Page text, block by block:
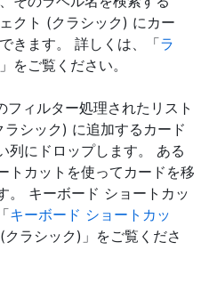
クト (クラシック) にカー
きます。 詳しくは、「ラ
」をご覧ください。
ィルター処理されたリスト
シック) に追加するカード
列にドロップします。 ある
トカットを使ってカードを移
。 キーボード ショートカッ
キーボード ショートカッ
クラシック)」をご覧くださ